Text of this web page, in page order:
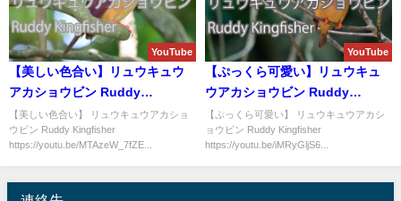
YouTube
【美しい色合い】リュウキュウ
アカショウビン Ruddy
Kingfisher
【美しい色合い】 リュウキュウアカショ
ウビン Ruddy Kingfisher
https://youtu.be/MTAzeW_7fZE...
YouTube
【ぷっくら可愛い】リュウキュ
ウアカショウビン Ruddy
Kingfisher
【ぷっくら可愛い】 リュウキュウアカシ
ョウビン Ruddy Kingfisher
https://youtu.be/iMRyGljS6...